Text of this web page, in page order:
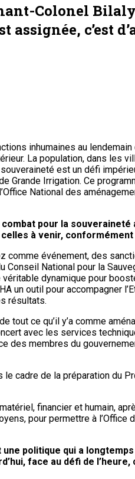
Colonel
c’est
inhumaines au
La population, dans les
est un défi
Grande Irrigation. Ce
National des
pour la
à venir,
événement, des
National pour la
dynamique pour
un outil pour accompagner
résultats.
tout ce qu’il y’a comme
avec les services
membres du
cadre de la préparation
financier et humain,
pour permettre à
politique qui a
face au défi de